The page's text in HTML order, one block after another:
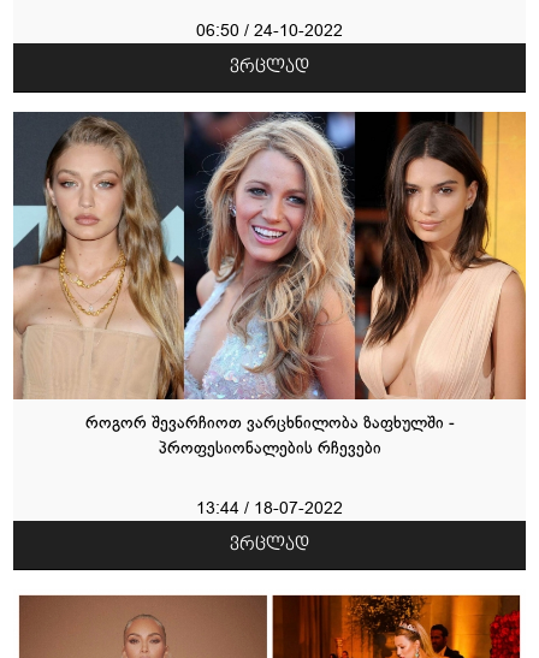
06:50 / 24-10-2022
როგორ შევარჩიოთ ვარცხნილობა ზაფხულში -
პროფესიონალების რჩევები
13:44 / 18-07-2022